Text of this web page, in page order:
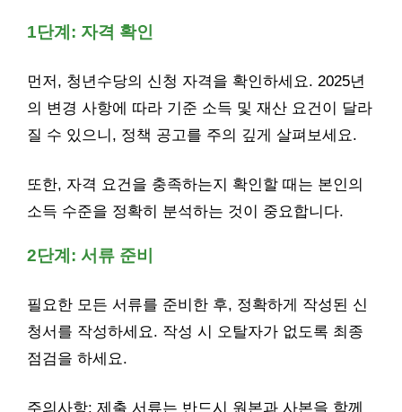
1단계: 자격 확인
먼저, 청년수당의 신청 자격을 확인하세요. 2025년
의 변경 사항에 따라 기준 소득 및 재산 요건이 달라
질 수 있으니, 정책 공고를 주의 깊게 살펴보세요.
또한, 자격 요건을 충족하는지 확인할 때는 본인의
소득 수준을 정확히 분석하는 것이 중요합니다.
2단계: 서류 준비
필요한 모든 서류를 준비한 후, 정확하게 작성된 신
청서를 작성하세요. 작성 시 오탈자가 없도록 최종
점검을 하세요.
주의사항: 제출 서류는 반드시 원본과 사본을 함께